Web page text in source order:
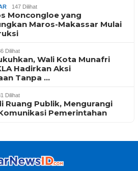
147 Dilihat
Moncongloe yang
Maros-Makassar Mulai
Dilihat
Wali Kota Munafri
Hadirkan Aksi
Tanpa …
Dilihat
Ruang Publik, Mengurangi
Pemerintahan